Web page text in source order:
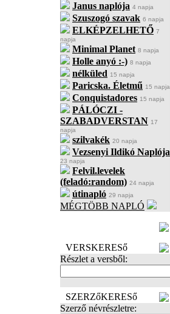
Janus naplója 4 napja
Szuszogó szavak 6 napja
ELKÉPZELHETŐ 7
napja
Minimal Planet 8 napja
Holle anyó :-) 8 napja
nélküled 15 napja
Paricska. Életmű 15 napja
Conquistadores 15 napja
PÁLÓCZI -
SZABADVERSTAN 17
napja
szilvakék 20 napja
Vezsenyi Ildikó Naplója
23 napja
Felvil.levelek
(feladó:random) 24 napja
útinapló 29 napja
MÉGTÖBB NAPLÓ
VERSKERESő
Részlet a versből:
SZERZőKERESő
Szerző névrészletre: